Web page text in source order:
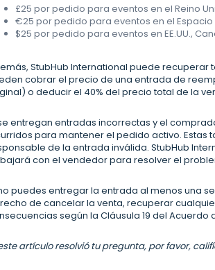
£25 por pedido para eventos en el Reino
€25 por pedido para eventos en el Espacio
$25 por pedido para eventos en EE.UU.,
StubHub International puede
cobrar el precio de una entrada de
o deducir el 40% del precio total de la
entregan entradas incorrectas y el
para mantener el pedido activo. Estas
de la entrada inválida. StubHub
con el vendedor para resolver el
puedes entregar la entrada al menos una
de cancelar la venta, recuperar
según la Cláusula 19 del Acuerdo
artículo resolvió tu pregunta, por favor,